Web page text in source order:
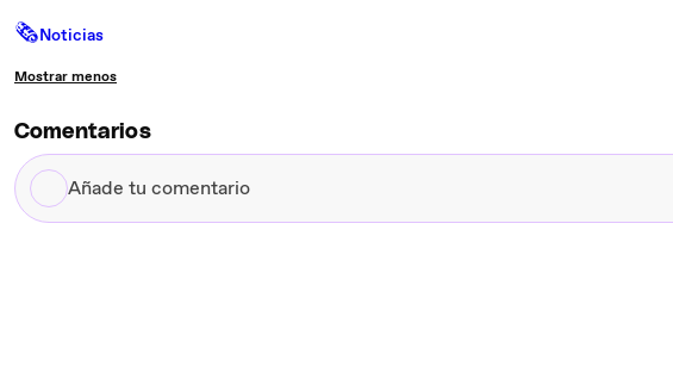
🗞Noticias
Mostrar menos
Comentarios
Añade
tu